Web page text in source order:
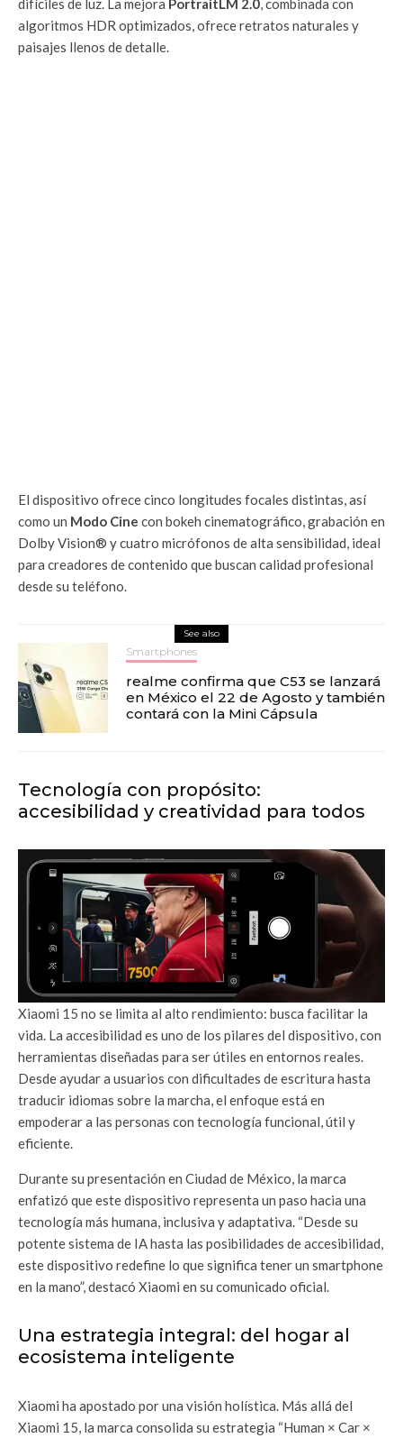
difíciles de luz. La mejora PortraitLM 2.0, combinada con
algoritmos HDR optimizados, ofrece retratos naturales y
paisajes llenos de detalle.
El dispositivo ofrece cinco longitudes focales distintas, así
como un Modo Cine con bokeh cinematográfico, grabación en
Dolby Vision® y cuatro micrófonos de alta sensibilidad, ideal
para creadores de contenido que buscan calidad profesional
desde su teléfono.
See also
Smartphones
realme confirma que C53 se lanzará
en México el 22 de Agosto y también
contará con la Mini Cápsula
Tecnología con propósito:
accesibilidad y creatividad para todos
Xiaomi 15 no se limita al alto rendimiento: busca facilitar la
vida. La accesibilidad es uno de los pilares del dispositivo, con
herramientas diseñadas para ser útiles en entornos reales.
Desde ayudar a usuarios con dificultades de escritura hasta
traducir idiomas sobre la marcha, el enfoque está en
empoderar a las personas con tecnología funcional, útil y
eficiente.
Durante su presentación en Ciudad de México, la marca
enfatizó que este dispositivo representa un paso hacia una
tecnología más humana, inclusiva y adaptativa. “Desde su
potente sistema de IA hasta las posibilidades de accesibilidad,
este dispositivo redefine lo que significa tener un smartphone
en la mano”, destacó Xiaomi en su comunicado oficial.
Una estrategia integral: del hogar al
ecosistema inteligente
Xiaomi ha apostado por una visión holística. Más allá del
Xiaomi 15, la marca consolida su estrategia “Human × Car ×